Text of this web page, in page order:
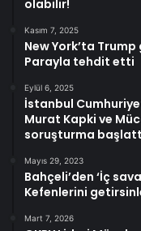
olabilir!
Kasım 7, 2025
New York’ta
Parayla tehdit etti
Eylül 6, 2025
İstanbul Cumhuriyet
Murat Kapki ve
soruşturma
Mayıs 29, 2023
Bahçeli’den ‘İç
Kefenlerini
Mart 7, 2026